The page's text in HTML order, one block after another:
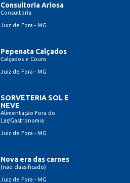
Consultoria Ariosa
Consultoria
Juiz de Fora - MG
Pepenata Calçados
Calçados e Couro
Juiz de Fora - MG
SORVETERIA SOL E
NEVE
Alimentação Fora do
Lar/Gastronomia
Juiz de Fora - MG
Nova era das carnes
(não classificado)
Juiz de Fora - MG